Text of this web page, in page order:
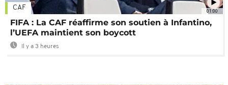
01:00
CAF
FIFA : La CAF réaffirme son soutien à Infantino,
l’UEFA maintient son boycott
Il y a 3 heures